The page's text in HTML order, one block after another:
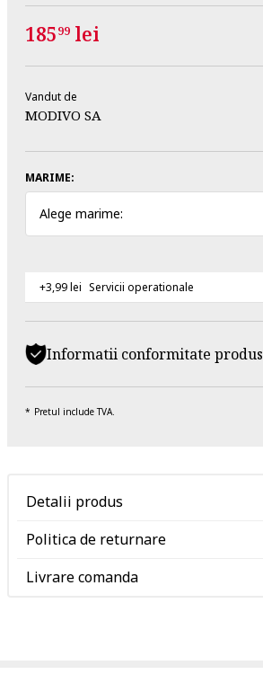
18599 lei
Vandut de
MODIVO SA
MARIME:
Alege marime:
+3,99 lei Servicii operationale
Informatii conformitate produs
Pretul include TVA.
Detalii produs
Politica de returnare
Livrare comanda